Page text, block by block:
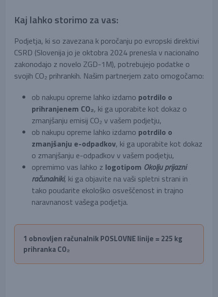
Kaj lahko storimo za vas:
Podjetja, ki so zavezana k poročanju po evropski direktivi
CSRD (Slovenija jo je oktobra 2024 prenesla v nacionalno
zakonodajo z novelo ZGD-1M), potrebujejo podatke o
svojih CO₂ prihrankih. Našim partnerjem zato omogočamo:
ob nakupu opreme lahko izdamo potrdilo o
prihranjenem CO₂, ki ga uporabite kot dokaz o
zmanjšanju emisij CO₂ v vašem podjetju,
ob nakupu opreme lahko izdamo potrdilo o
zmanjšanju e-odpadkov, ki ga uporabite kot dokaz
o zmanjšanju e-odpadkov v vašem podjetju,
opremimo vas lahko z logotipom Okolju prijazni
računalniki, ki ga objavite na vaši spletni strani in
tako poudarite ekološko osveščenost in trajno
naravnanost vašega podjetja.
1 obnovljen računalnik POSLOVNE linije = 225 kg
prihranka CO₂